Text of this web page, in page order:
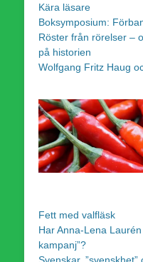
Kära läsare
Boksymposium:
Röster från rörelser –
på historien
Wolfgang Fritz Haug
Fett med valfläsk
Har Anna-Lena
kampanj”?